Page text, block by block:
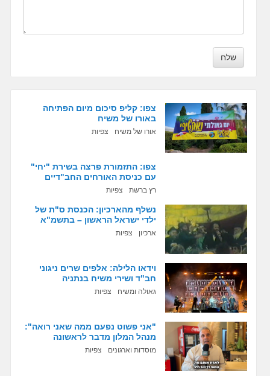
שלח
צפו: קליפ סיכום מיום הפתיחה
באורו של משיח
אורו של משיח צפיות
צפו: התזמורת פרצה בשירת "יחי"
עם כניסת האורחים החב"דיים
רץ ברשת צפיות
נשלף מהארכיון: הכנסת ס"ת של
ילדי ישראל הראשון – בתשמ"א
ארכיון צפיות
וידאו הלילה: אלפים שרים ניגוני
חב"ד ושירי משיח בנתניה
גאולה ומשיח צפיות
"אני פשוט נפעם ממה שאני רואה":
מנהל המלון מדבר לראשונה
מוסדות וארגונים צפיות